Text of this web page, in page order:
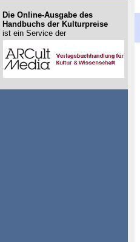
Die Online-Ausgabe des
Handbuchs der Kulturpreise
ist ein Service der